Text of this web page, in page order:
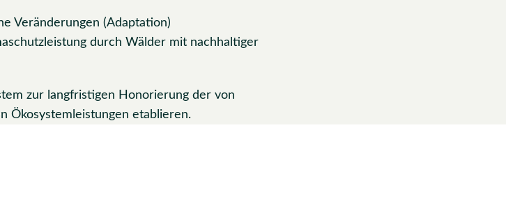
Veränderungen (Adaptation)
durch Wälder mit nachhaltiger
zur langfristigen Honorierung der von
Ökosystemleistungen etablieren.